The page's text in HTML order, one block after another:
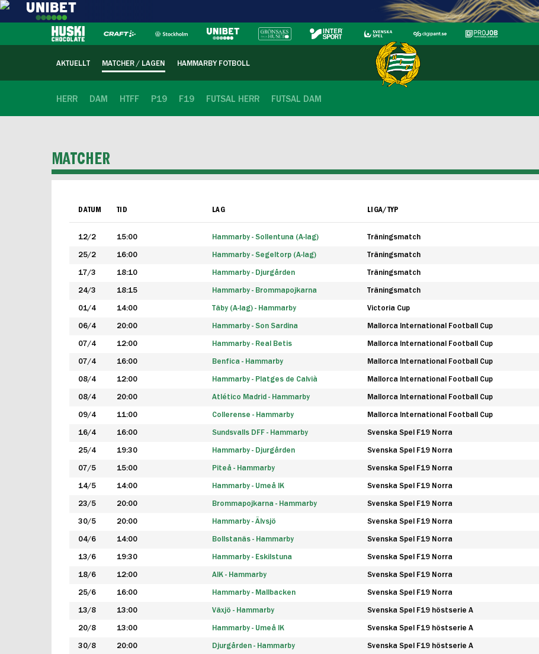
AKTUELLT MATCHER / LAGEN HAMMARBY FOTBOLL
HERR DAM HTFF P19 F19 FUTSAL HERR FUTSAL DAM
MATCHER
DATUM TID LAG LIGA/TYP
12/2 15:00 Hammarby - Sollentuna (A-lag) Träningsmatch
25/2 16:00 Hammarby - Segeltorp (A-lag) Träningsmatch
17/3 18:10 Hammarby - Djurgården Träningsmatch
24/3 18:15 Hammarby - Brommapojkarna Träningsmatch
01/4 14:00 Täby (A-lag) - Hammarby Victoria Cup
06/4 20:00 Hammarby - Son Sardina Mallorca International Football Cup
07/4 12:00 Hammarby - Real Betis Mallorca International Football Cup
07/4 16:00 Benfica - Hammarby Mallorca International Football Cup
08/4 12:00 Hammarby - Platges de Calvià Mallorca International Football Cup
08/4 20:00 Atlético Madrid - Hammarby Mallorca International Football Cup
09/4 11:00 Collerense - Hammarby Mallorca International Football Cup
16/4 16:00 Sundsvalls DFF - Hammarby Svenska Spel F19 Norra
25/4 19:30 Hammarby - Djurgården Svenska Spel F19 Norra
07/5 15:00 Piteå - Hammarby Svenska Spel F19 Norra
14/5 14:00 Hammarby - Umeå IK Svenska Spel F19 Norra
23/5 20:00 Brommapojkarna - Hammarby Svenska Spel F19 Norra
30/5 20:00 Hammarby - Älvsjö Svenska Spel F19 Norra
04/6 14:00 Bollstanäs - Hammarby Svenska Spel F19 Norra
13/6 19:30 Hammarby - Eskilstuna Svenska Spel F19 Norra
18/6 12:00 AIK - Hammarby Svenska Spel F19 Norra
25/6 16:00 Hammarby - Mallbacken Svenska Spel F19 Norra
13/8 13:00 Växjö - Hammarby Svenska Spel F19 höstserie A
20/8 13:00 Hammarby - Umeå IK Svenska Spel F19 höstserie A
30/8 20:00 Djurgården - Hammarby Svenska Spel F19 höstserie A